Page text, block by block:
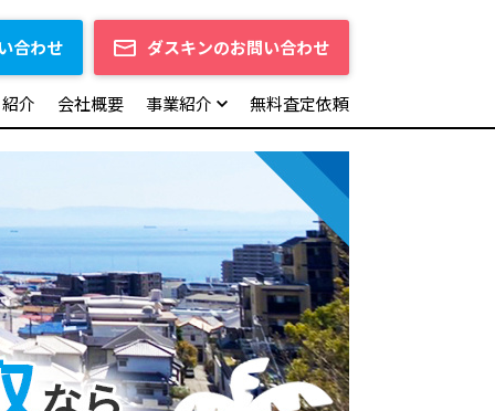
合わせ ダスキンのお問い合わせ
介 会社概要 事業紹介 無料査定依頼